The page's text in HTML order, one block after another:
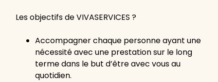
Les objectifs de VIVASERVICES ?
Accompagner chaque personne ayant une
nécessité avec une prestation sur le long
terme dans le but d’être avec vous au
quotidien.